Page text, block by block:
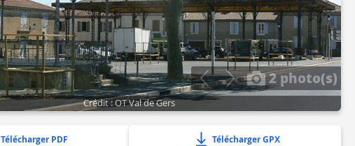
2 photo(s)
Crédit : OT Val de Gers
Télécharger PDF Télécharger GPX